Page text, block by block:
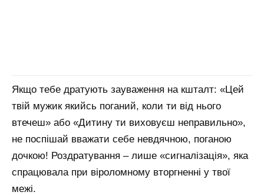
Якщо тебе дратують зауваження на кшталт: «Цей
твій мужик якийсь поганий, коли ти від нього
втечеш» або «Дитину ти виховуєш неправильно»,
не поспішай вважати себе невдячною, поганою
дочкою! Роздратування – лише «сигналізація», яка
спрацювала при віроломному вторгненні у твої
межі.